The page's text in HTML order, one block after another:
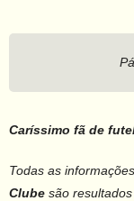
Caríssimo fã de
Todas as
Clube são